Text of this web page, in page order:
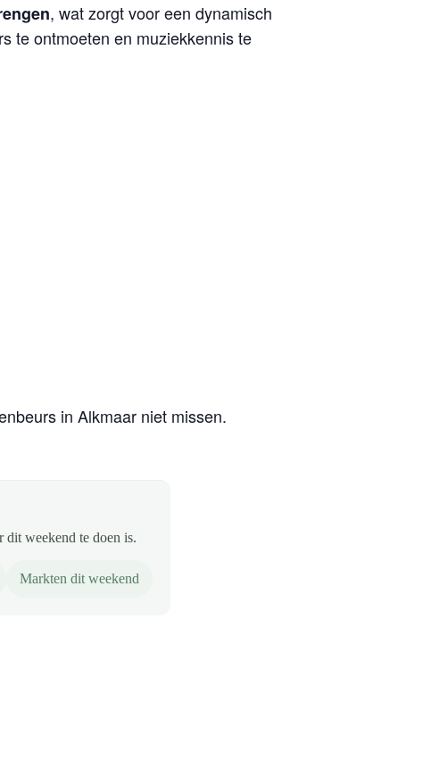
, wat zorgt voor een dynamisch
te ontmoeten en muziekkennis te
in Alkmaar niet missen.
weekend te doen is.
Markten dit weekend